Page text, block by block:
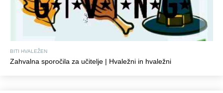
BITI HVALEŽEN
Zahvalna sporočila za učitelje | Hvaležni in hvaležni